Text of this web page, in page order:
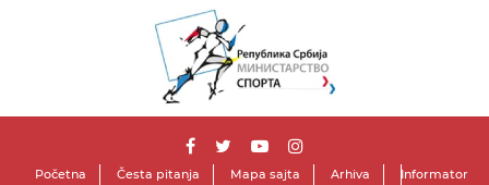
Početna Česta pitanja Mapa sajta Arhiva
Informator